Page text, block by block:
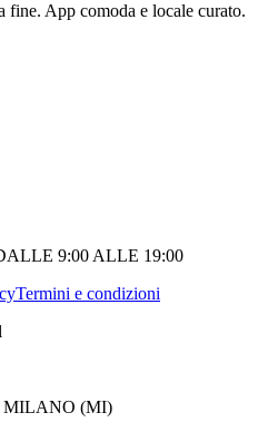
fine. App comoda e locale curato.
9:00 ALLE 19:00
Termini e condizioni
MILANO (MI)